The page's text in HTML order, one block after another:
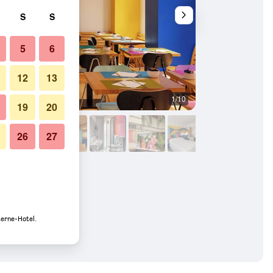
1/10
S S
5 6
12 13
19 20
26 27
Hotel.